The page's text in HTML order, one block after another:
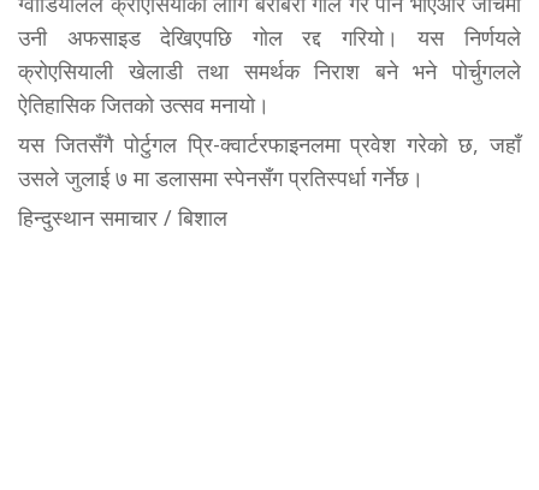
उनी अफसाइड देखिएपछि गोल रद्द गरियो। यस निर्णयले
क्रोएसियाली खेलाडी तथा समर्थक निराश बने भने पोर्चुगलले
ऐतिहासिक जितको उत्सव मनायो।
यस जितसँगै पोर्टुगल प्रि-क्वार्टरफाइनलमा प्रवेश गरेको छ, जहाँ
उसले जुलाई ७ मा डलासमा स्पेनसँग प्रतिस्पर्धा गर्नेछ।
हिन्दुस्थान समाचार / बिशाल